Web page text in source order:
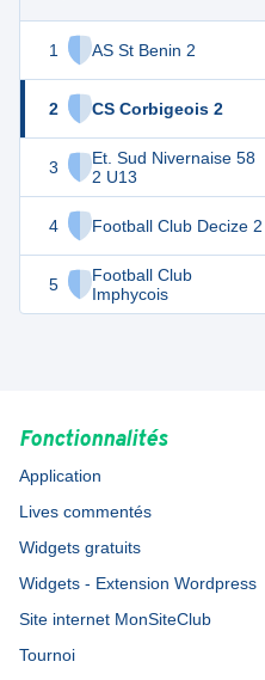
1 AS St Benin 2
2 CS Corbigeois 2
3
Et. Sud Nivernaise 58
2 U13
4 Football Club Decize 2
5
Football Club
Imphycois
18
17 8
12 8
Fonctionnalités
Application
Lives commentés
Widgets gratuits
Widgets - Extension Wordpress
Site internet MonSiteClub
Tournoi